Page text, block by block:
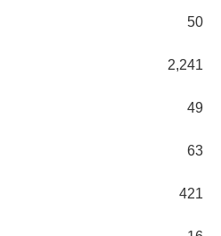
50
2,241
49
63
421